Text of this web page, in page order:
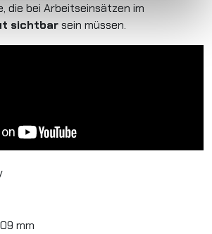
die bei Arbeitseinsätzen im
sichtbarsein müssen.
mm